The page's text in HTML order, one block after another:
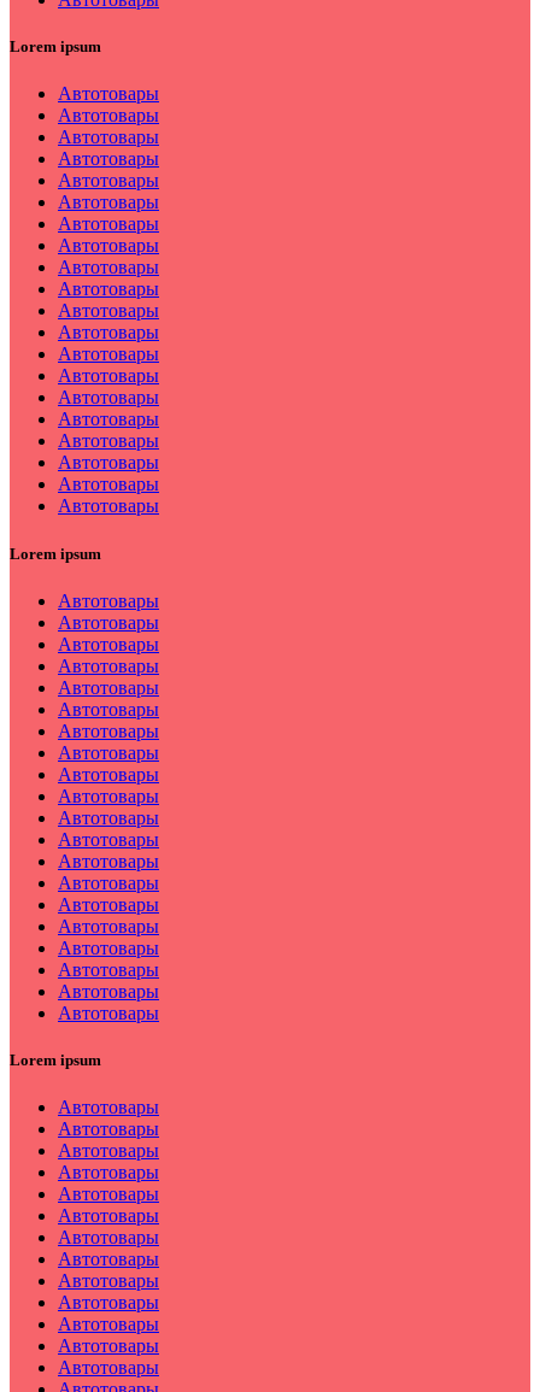
Lorem ipsum
Автотовары
Автотовары
Автотовары
Автотовары
Автотовары
Автотовары
Автотовары
Автотовары
Автотовары
Автотовары
Автотовары
Автотовары
Автотовары
Автотовары
Автотовары
Автотовары
Автотовары
Автотовары
Автотовары
Автотовары
Lorem ipsum
Автотовары
Автотовары
Автотовары
Автотовары
Автотовары
Автотовары
Автотовары
Автотовары
Автотовары
Автотовары
Автотовары
Автотовары
Автотовары
Автотовары
Автотовары
Автотовары
Автотовары
Автотовары
Автотовары
Автотовары
Lorem ipsum
Автотовары
Автотовары
Автотовары
Автотовары
Автотовары
Автотовары
Автотовары
Автотовары
Автотовары
Автотовары
Автотовары
Автотовары
Автотовары